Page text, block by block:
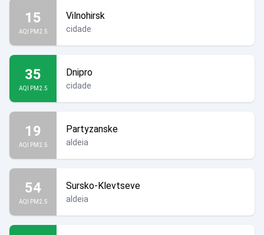
15
AQI PM2.5
Vilnohirsk
cidade
35
AQI PM2.5
Dnipro
cidade
19
AQI PM2.5
Partyzanske
aldeia
54
AQI PM2.5
Sursko-Klevtseve
aldeia